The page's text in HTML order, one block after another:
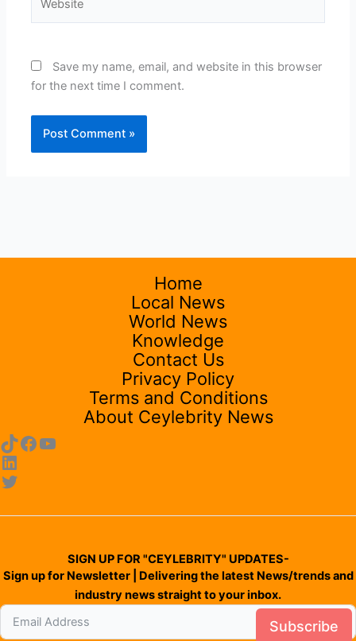
Save my name, email, and website in this browser
for the next time I comment.
Home
Local News
World News
Knowledge
Contact Us
Privacy Policy
Terms and Conditions
About Ceylebrity News
SIGN UP FOR "CEYLEBRITY" UPDATES-
Sign up for Newsletter | Delivering the latest News/trends and
industry news straight to your inbox.
Subscribe